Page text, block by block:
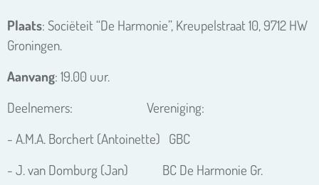
Plaats: Sociëteit “De Harmonie”, Kreupelstraat 10, 9712 HW
Groningen.
Aanvang: 19.00 uur.
Deelnemers: Vereniging:
- A.M.A. Borchert (Antoinette) GBC
- J. van Domburg (Jan) BC De Harmonie Gr.